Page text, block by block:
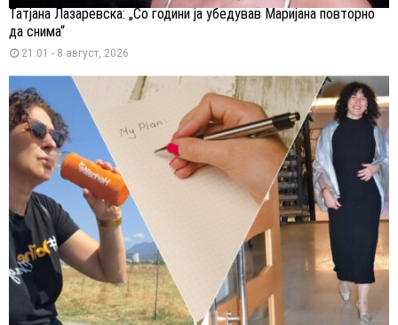
Татјана Лазаревска: „Со години ја убедував Маријана повторно
да снима“
21:01 - 8 август, 2026